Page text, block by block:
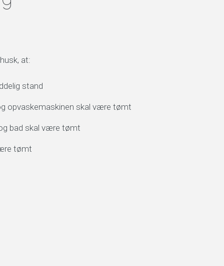
at:
stand
opvaskemaskinen skal være tømt
bad skal være tømt
tømt